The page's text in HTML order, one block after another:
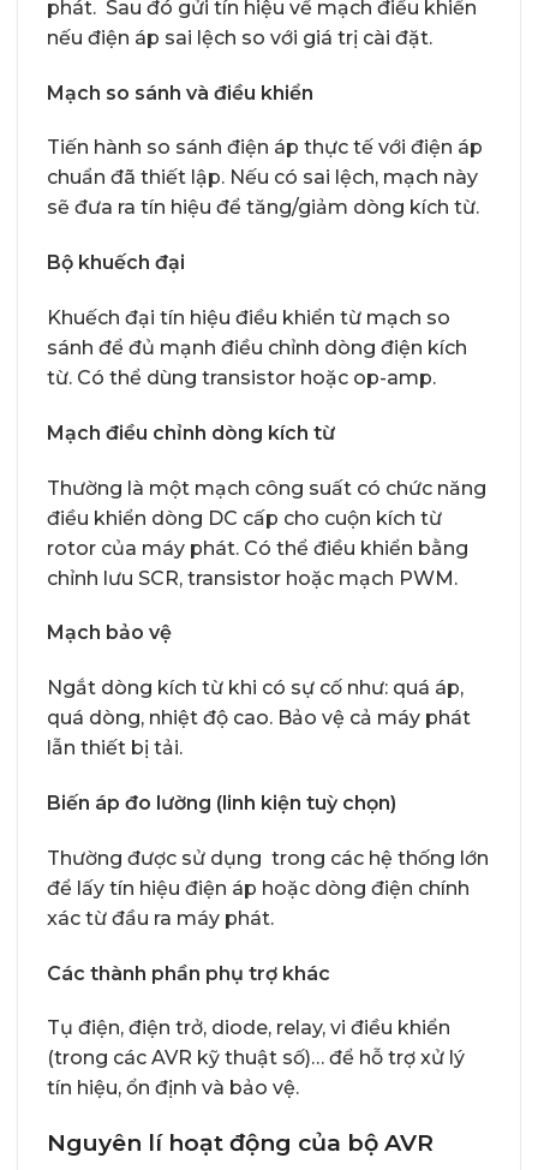
phát. Sau đó gửi tín hiệu về mạch điều khiển
nếu điện áp sai lệch so với giá trị cài đặt.
Mạch so sánh và điều khiển
Tiến hành so sánh điện áp thực tế với điện áp
chuẩn đã thiết lập. Nếu có sai lệch, mạch này
sẽ đưa ra tín hiệu để tăng/giảm dòng kích từ.
Bộ khuếch đại
Khuếch đại tín hiệu điều khiển từ mạch so
sánh để đủ mạnh điều chỉnh dòng điện kích
từ. Có thể dùng transistor hoặc op-amp.
Mạch điều chỉnh dòng kích từ
Thường là một mạch công suất có chức năng
điều khiển dòng DC cấp cho cuộn kích từ
rotor của máy phát. Có thể điều khiển bằng
chỉnh lưu SCR, transistor hoặc mạch PWM.
Mạch bảo vệ
Ngắt dòng kích từ khi có sự cố như: quá áp,
quá dòng, nhiệt độ cao. Bảo vệ cả máy phát
lẫn thiết bị tải.
Biến áp đo lường (linh kiện tuỳ chọn)
Thường được sử dụng trong các hệ thống lớn
để lấy tín hiệu điện áp hoặc dòng điện chính
xác từ đầu ra máy phát.
Các thành phần phụ trợ khác
Tụ điện, điện trở, diode, relay, vi điều khiển
(trong các AVR kỹ thuật số)… để hỗ trợ xử lý
tín hiệu, ổn định và bảo vệ.
Nguyên lí hoạt động của bộ AVR